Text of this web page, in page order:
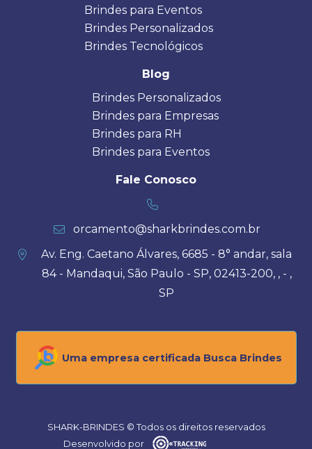
Brindes para Eventos
Brindes Personalizados
Brindes Tecnológicos
Blog
Brindes Personalizados
Brindes para Empresas
Brindes para RH
Brindes para Eventos
Fale Conosco
orcamento@sharkbrindes.com.br
Av. Eng. Caetano Álvares, 6685 - 8° andar, sala
84 - Mandaqui, São Paulo - SP, 02413-200, , - ,
SP
Uma empresa certificada Busca Brindes
SHARK-BRINDES © Todos os direitos reservados
Desenvolvido por